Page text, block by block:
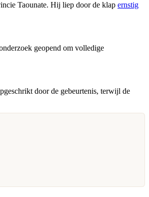
Taounate. Hij liep door de klap ernstig
geopend om volledige
door de gebeurtenis, terwijl de